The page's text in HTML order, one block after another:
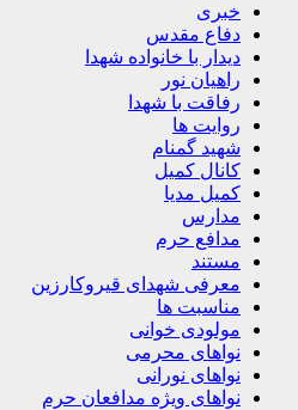
خبری
دفاع مقدس
دیدار با خانواده شهدا
راهیان نور
رفاقت با شهدا
روایت ها
شهید گمنام
کانال کمیل
کمیل مدیا
مدارس
مدافع حرم
مستند
معرفی شهدای قیروکارزین
مناسبت ها
مولودی خوانی
نواهای محرمی
نواهای نورانی
نواهای ویژه مدافعان حرم